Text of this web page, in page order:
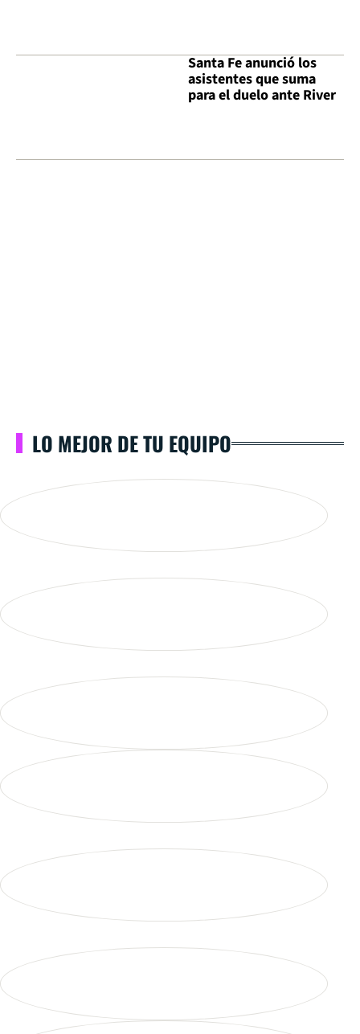
Santa Fe anunció los
asistentes que suma
para el duelo ante River
LO MEJOR DE TU EQUIPO